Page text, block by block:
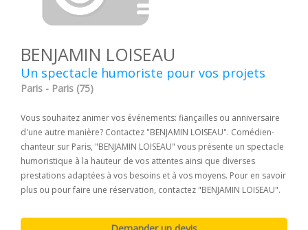
BENJAMIN LOISEAU
Un spectacle humoriste pour vos projets
Paris - Paris (75)
Vous souhaitez animer vos événements: fiançailles ou anniversaire
d'une autre manière? Contactez "BENJAMIN LOISEAU". Comédien-
chanteur sur Paris, "BENJAMIN LOISEAU" vous présente un spectacle
humoristique à la hauteur de vos attentes ainsi que diverses
prestations adaptées à vos besoins et à vos moyens. Pour en savoir
plus ou pour faire une réservation, contactez "BENJAMIN LOISEAU".